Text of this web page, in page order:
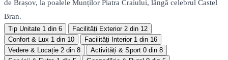
de Brașov, la poalele Munților Piatra Craiului, lângă celebrul Castel
Bran.
Tip Unitate 1 din 6 Facilități Exterior 2 din 12
Confort & Lux 1 din 10 Facilități Interior 1 din 16
Vedere & Locație 2 din 8 Activități & Sport 0 din 8